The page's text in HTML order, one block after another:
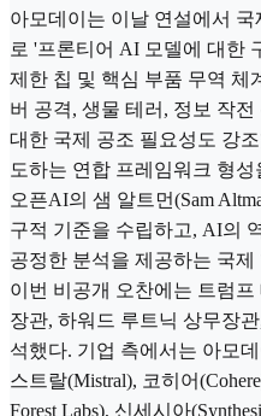
아모데이는 이날 연설에서
로 '프론티어 AI 모델에 대한
제한 칩 및 핵심 부품 무역 체
버 공격, 생물 테러, 정보 작
대한 국제 공조 필요성도 강
도하는 연합 프레임워크 형
오픈AI의 샘 알트먼(Sam
구적 기준을 수립하고, AI의
공정한 분석을 제공하는 국
이번 비공개 오찬에는 트럼
장관, 하워드 루트닉 상무장
석했다. 기업 측에서는 아모
스트랄(Mistral), 코히어
Forest Labs), 신세시아